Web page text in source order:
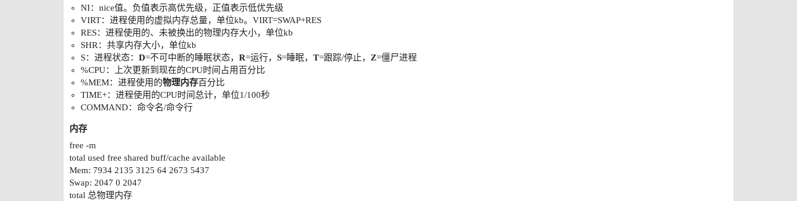
NI：nice值。负值表示高优先级，正值表示低优先级
VIRT：进程使用的虚拟内存总量，单位kb。VIRT=SWAP+RES
RES：进程使用的、未被换出的物理内存大小，单位kb
SHR：共享内存大小，单位kb
S：进程状态： D=不可中断的睡眠状态， R=运行， S=睡眠， T=跟踪/停止， Z=僵尸进程
%CPU：上次更新到现在的CPU时间占用百分比
%MEM：进程使用的物理内存百分比
TIME+：进程使用的CPU时间总计，单位1/100秒
COMMAND：命令名/命令行
内存
free -m
total used free shared buff/cache available
Mem: 7934 2135 3125 64 2673 5437
Swap: 2047 0 2047
total 总物理内存